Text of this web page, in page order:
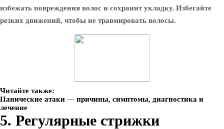
избежать повреждения волос и сохранит укладку. Избегайте
резких движений, чтобы не травмировать волосы.
Читайте также:
Панические атаки — причины, симптомы, диагностика и
лечение
5. Регулярные стрижки